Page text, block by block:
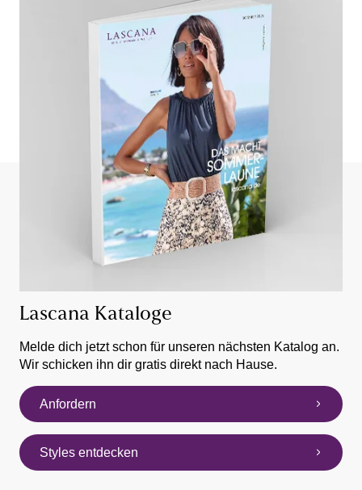
Lascana Kataloge
Melde dich jetzt schon für unseren nächsten Katalog an.
Wir schicken ihn dir gratis direkt nach Hause.
Anfordern
Styles entdecken